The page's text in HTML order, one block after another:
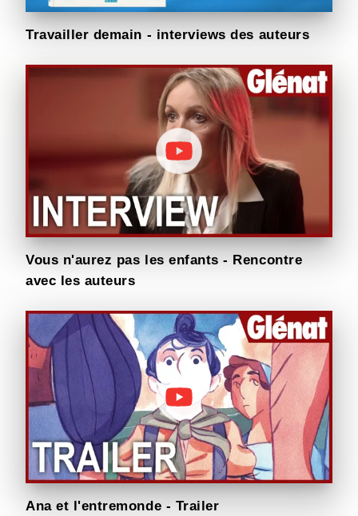
Travailler demain - interviews des auteurs
Vous n'aurez pas les enfants - Rencontre
avec les auteurs
Ana et l'entremonde - Trailer